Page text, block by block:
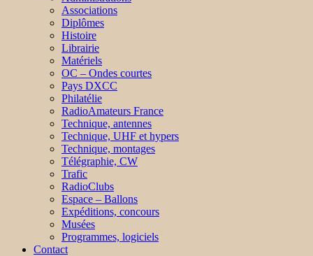
Associations
Diplômes
Histoire
Librairie
Matériels
OC – Ondes courtes
Pays DXCC
Philatélie
RadioAmateurs France
Technique, antennes
Technique, UHF et hypers
Technique, montages
Télégraphie, CW
Trafic
RadioClubs
Espace – Ballons
Expéditions, concours
Musées
Programmes, logiciels
Contact